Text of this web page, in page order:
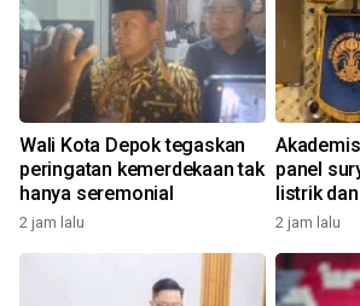
Wali Kota Depok tegaskan
peringatan kemerdekaan tak
hanya seremonial
2 jam lalu
panel
listrik
2 jam lalu